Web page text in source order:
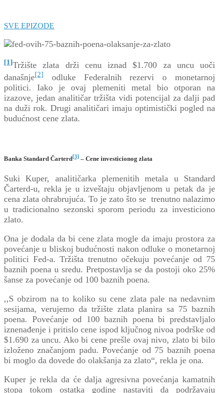
SVE EPIZODE
[1]Tržište zlata drži cenu iznad $1.700 za uncu uoči
današnje[2]
odluke Federalnih rezervi o monetarnoj
politici. Iako je ovaj plemeniti metal bio otporan na
izazove, jedan analitičar tržišta vidi potencijal za dalji pad
na duži rok. Drugi analitičari imaju optimistički pogled na
budućnost cene zlata.
Banka Standard Čarterd[3] – Cene investicionog zlata
Suki Kuper, analitičarka plemenitih metala u Standard
Čarterd-u, rekla je u izveštaju objavljenom u petak da je
cena zlata ohrabrujuća. To je zato što se trenutno nalazimo
u tradicionalno sezonski sporom periodu za investiciono
zlato.
Ona je dodala da bi cene zlata mogle da imaju prostora za
povećanje u bliskoj budućnosti nakon odluke o monetarnoj
politici Fed-a. Tržišta trenutno očekuju povećanje od 75
baznih poena u sredu. Pretpostavlja se da postoji oko 25%
šanse za povećanje od 100 baznih poena.
,,S obzirom na to koliko su cene zlata pale na nedavnim
sesijama, verujemo da tržište zlata planira sa 75 baznih
poena. Povećanje od 100 baznih poena bi predstavljalo
iznenađenje i pritislo cene ispod ključnog nivoa podrške od
$1.690 za uncu. Ako bi cene prešle ovaj nivo, zlato bi bilo
izloženo značanjom padu. Povećanje od 75 baznih poena
bi moglo da dovede do olakšanja za zlato“, rekla je ona.
Kuper je rekla da će dalja agresivna povećanja kamatnih
stopa tokom ostatka godine nastaviti da podržavaju